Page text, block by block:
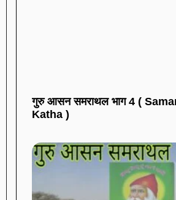
गुरु आसन समराथल भाग 4 (
Katha )